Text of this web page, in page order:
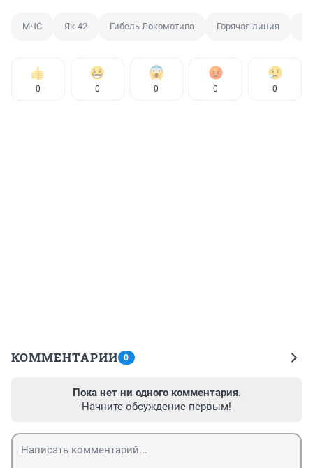
МЧС Як-42 Гибель Локомотива Горячая линия
0 0 0 0 0
КОММЕНТАРИИ 0
Пока нет ни одного комментария.
Начните обсуждение первым!